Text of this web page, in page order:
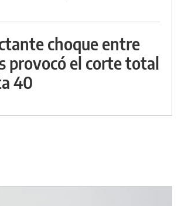
choque entre
provocó el corte total
40